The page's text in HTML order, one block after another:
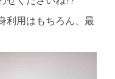
用はもちろん、最